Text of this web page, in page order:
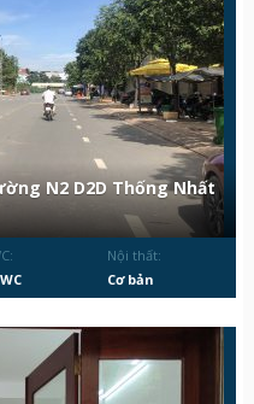
N2 D2D Thống Nhất
Nội thất:
Cơ bản